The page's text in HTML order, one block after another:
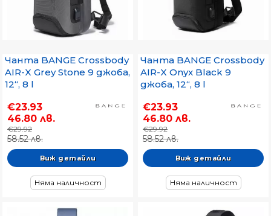
Чанта BANGE Crossbody
AIR-X Grey Stone 9 джоба,
12“, 8 l
€23.93
46.80 лв.
€29.92
58.52 лв.
Виж детайли
Няма наличност
Чанта BANGE Crossbody
AIR-X Onyx Black 9
джоба, 12“, 8 l
€23.93
46.80 лв.
€29.92
58.52 лв.
Виж детайли
Няма наличност